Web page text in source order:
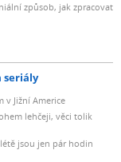
způsob, jak zpracovat
seriály
v Jižní Americe
lehčeji, věci tolik
jsou jen pár hodin